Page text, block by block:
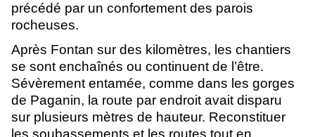
précédé par un confortement des parois
rocheuses.
Après Fontan sur des kilomètres, les chantiers
se sont enchaînés ou continuent de l’être.
Sévèrement entamée, comme dans les gorges
de Paganin, la route par endroit avait disparu
sur plusieurs mètres de hauteur. Reconstituer
les soubassements et les routes tout en